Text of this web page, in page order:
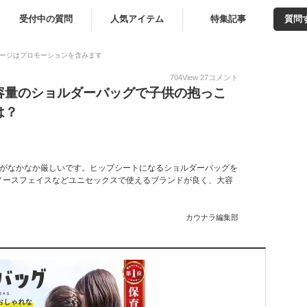
受付中の質問 人気アイテム 特集記事 質問
ジはプロモーションを含みます
704View 27コメント
のショルダーバッグで子供の抱っこ
なかなか厳しいです。ヒップシートになるショルダーバッグを
スフェイスなどユニセックスで使えるブランドが良く、大容
カウナラ編集部